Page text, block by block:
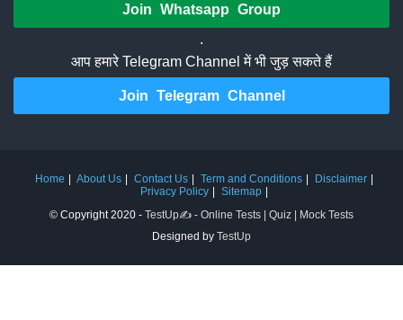
Join Whatsapp Group
.
आप हमारे Telegram Channel में भी जुड़ सकते हैं
Join Telegram Channel
Home About Us Contact Us Term and Conditions
Disclaimer
Privacy Policy
Sitemap
© Copyright 2020 - TestUp✍️ - Online Tests | Quiz | Mock Tests
Designed by TestUp